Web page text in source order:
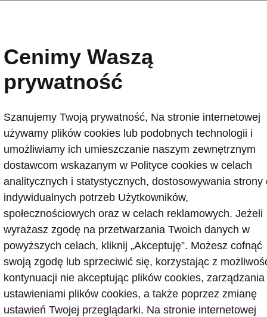
tak wielu
wybiera
która nie tylko odpowiada na wyzwania współczesnej
je współtworzy. Škoda oferuje szeroką gamę modeli – od
po przestronne SUV-y – które łączą funkcjonalność,
technologie.
Cenimy Waszą
prywatność
Szanujemy Twoją prywatność, Na stronie internetowej
używamy plików cookies lub podobnych technologii i
umożliwiamy ich umieszczanie naszym zewnętrznym
dostawcom wskazanym w Polityce cookies w celach
analitycznych i statystycznych, dostosowywania strony
indywidualnych potrzeb Użytkowników,
społecznościowych oraz w celach reklamowych. Jeżeli
wyrażasz zgodę na przetwarzania Twoich danych w
powyższych celach, kliknij „Akceptuję”. Możesz cofnąć
swoją zgodę lub sprzeciwić się, korzystając z
kontynuacji nie akceptując plików cookies, zarządzania
ustawieniami plików cookies, a także poprzez zmianę
ustawień Twojej przeglądarki. Na stronie internetowej